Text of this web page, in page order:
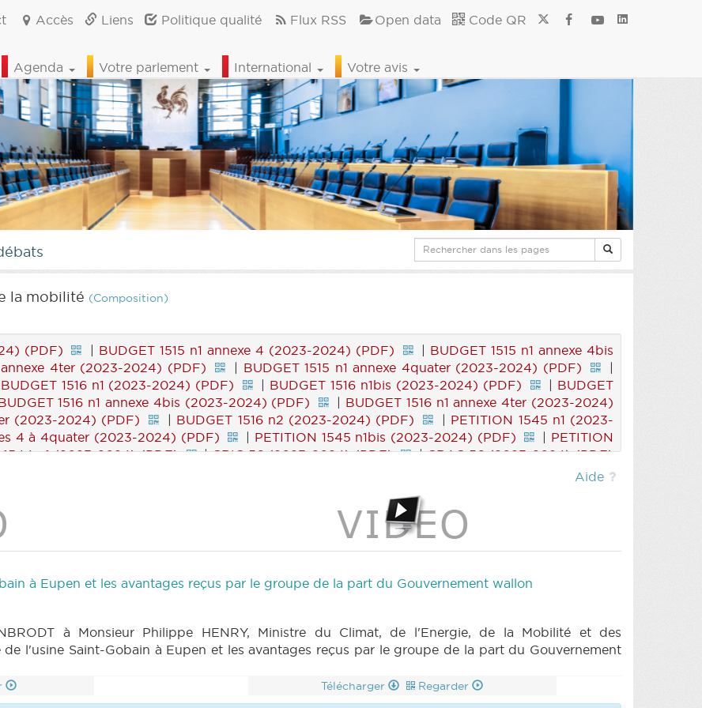
Accès Liens Politique qualité Flux RSS Open data Code QR
Agenda Votre parlement International Votre avis
la mobilité (Composition)
(PDF) | BUDGET 1515 n1 annexe 4 (2023-2024) (PDF) | BUDGET 1515 n1 annexe 4bis
annexe 4ter (2023-2024) (PDF) | BUDGET 1515 n1 annexe 4quater (2023-2024) (PDF)
|
BUDGET 1516 n1 (2023-2024) (PDF) | BUDGET 1516 n1bis (2023-2024) (PDF) | BUDGET
1516 n1 annexe 4bis (2023-2024) (PDF) | BUDGET 1516 n1 annexe 4ter (2023-2024)
(2023-2024) (PDF) | BUDGET 1516 n2 (2023-2024) (PDF) | PETITION 1545 n1 (2023-
4 à 4quater (2023-2024) (PDF) | PETITION 1545 n1bis (2023-2024) (PDF) | PETITION
1544 n1 (2023-2024) (PDF) |CRIC 56 (2023-2024) (PDF) |CRAC 56 (2023-2024) (PDF)
Aide
à Eupen et les avantages reçus par le groupe de la part du Gouvernement wallon
à Monsieur Philippe HENRY, Ministre du Climat, de l'Energie, de la Mobilité et des
l'usine Saint-Gobain à Eupen et les avantages reçus par le groupe de la part du Gouvernement
Télécharger Regarder